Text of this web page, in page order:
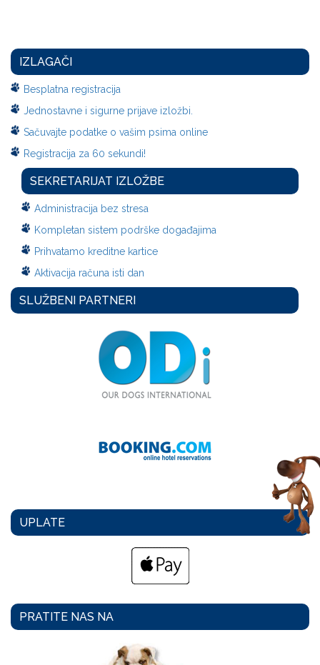
IZLAGAČI
Besplatna registracija
Jednostavne i sigurne prijave izložbi.
Sačuvajte podatke o vašim psima online
Registracija za 60 sekundi!
SEKRETARIJAT IZLOŽBE
Administracija bez stresa
Kompletan sistem podrške događajima
Prihvatamo kreditne kartice
Aktivacija računa isti dan
SLUŽBENI PARTNERI
UPLATE
PRATITE NAS NA